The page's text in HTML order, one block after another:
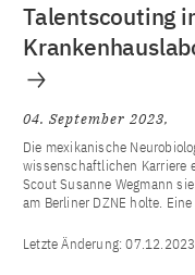
Talentscouting
04. September 2023
Die mexikanische
wissenschaftlichen Karriere
Scout Susanne Wegmann
am Berliner DZNE holte.
Letzte Änderung:07.12.2023